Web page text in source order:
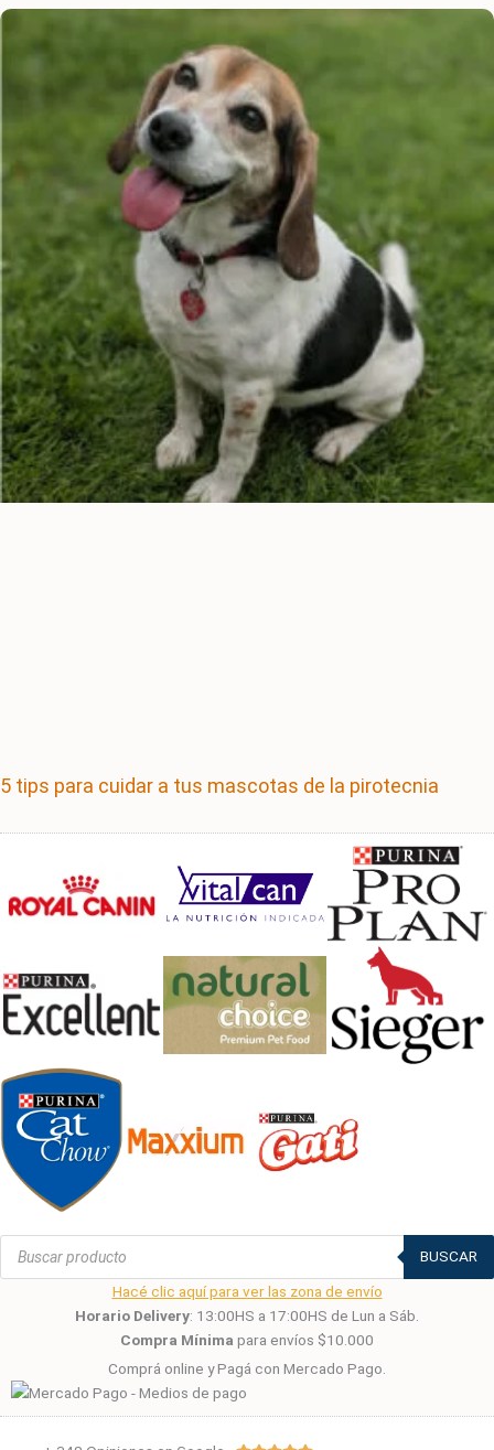
5 tips para cuidar a tus mascotas de la pirotecnia
Búsqueda
productos
BUSCAR
Hacé clic aquí para ver las zona de envío
Horario Delivery: 13:00HS a 17:00HS de Lun a Sáb.
Compra Mínima para envíos $10.000
Comprá online y Pagá con Mercado Pago.